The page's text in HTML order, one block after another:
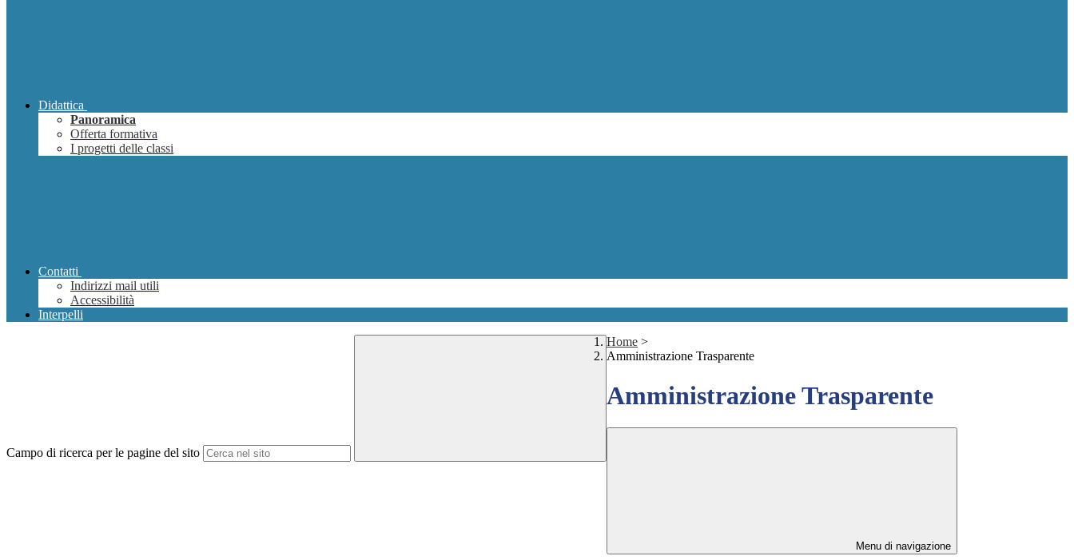
Didattica
Panoramica
Offerta formativa
I progetti delle classi
Contatti
Indirizzi mail utili
Accessibilità
Interpelli
Campo di ricerca per le pagine del sito
Home >
Amministrazione Trasparente
Amministrazione Trasparente
Menu di navigazione